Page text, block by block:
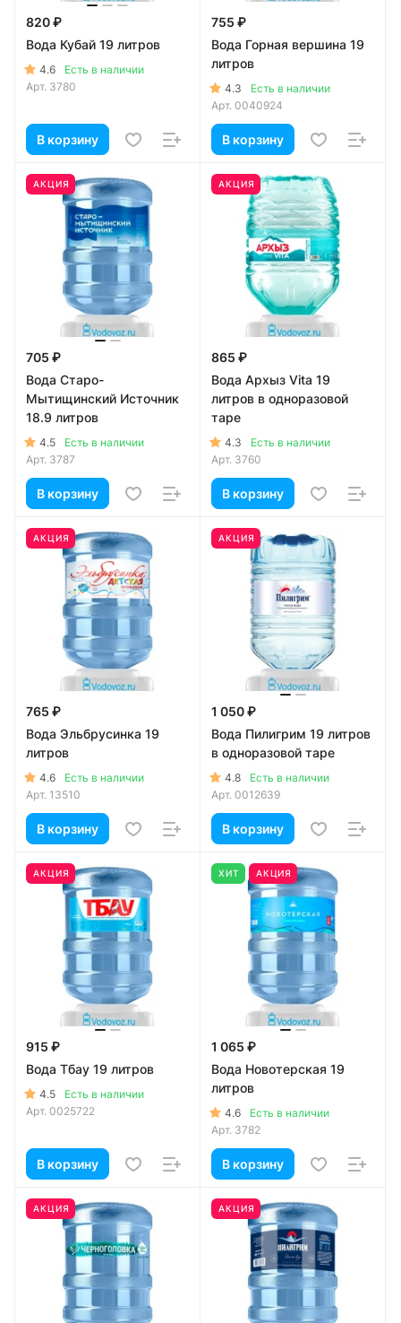
820 ₽
Вода Кубай 19 литров
4.6
Есть в наличии
Арт. 3780
В корзину
755 ₽
Вода Горная вершина 19
литров
4.3
Есть в наличии
Арт. 0040924
В корзину
АКЦИЯ
705 ₽
Вода Старо-
Мытищинский Источник
18.9 литров
4.5
Есть в наличии
Арт. 3787
В корзину
АКЦИЯ
865 ₽
Вода Архыз Vita 19
литров в одноразовой
таре
4.3
Есть в наличии
Арт. 3760
В корзину
АКЦИЯ
765 ₽
Вода Эльбрусинка 19
литров
4.6
Есть в наличии
Арт. 13510
В корзину
АКЦИЯ
1 050 ₽
Вода Пилигрим 19 литров
в одноразовой таре
4.8
Есть в наличии
Арт. 0012639
В корзину
АКЦИЯ
915 ₽
Вода Тбау 19 литров
4.5
Есть в наличии
Арт. 0025722
В корзину
ХИТ АКЦИЯ
1 065 ₽
Вода Новотерская 19
литров
4.6
Есть в наличии
Арт. 3782
В корзину
АКЦИЯ АКЦИЯ